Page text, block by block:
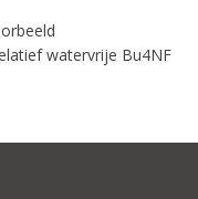
watervrije Bu4NF